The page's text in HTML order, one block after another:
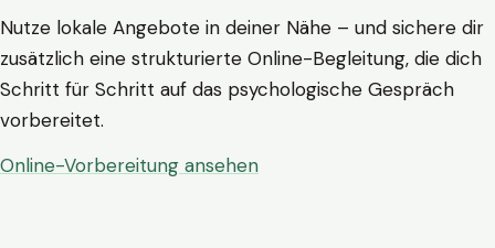
Nutze lokale Angebote in deiner Nähe – und sichere dir
zusätzlich eine strukturierte Online-Begleitung, die dich
Schritt für Schritt auf das psychologische Gespräch
vorbereitet.
Online-Vorbereitung ansehen